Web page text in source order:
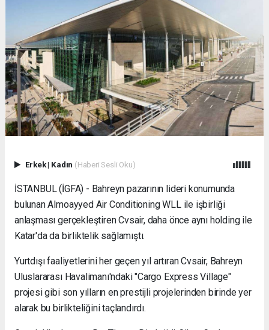
Erkek| Kadın (Haberi Sesli Oku)
İSTANBUL (İGFA) - Bahreyn pazarının lideri konumunda
bulunan Almoayyed Air Conditioning WLL ile işbirliği
anlaşması gerçekleştiren Cvsair, daha önce aynı holding ile
Katar'da da birliktelik sağlamıştı.
Yurtdışı faaliyetlerini her geçen yıl artıran Cvsair, Bahreyn
Uluslararası Havalimanı'ndaki "Cargo Express Village"
projesi gibi son yılların en prestijli projelerinden birinde yer
alarak bu birlikteliğini taçlandırdı.